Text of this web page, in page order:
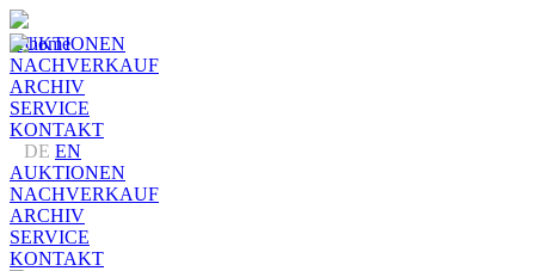
AUKTIONEN
NACHVERKAUF
ARCHIV
SERVICE
KONTAKT
DE EN
AUKTIONEN
NACHVERKAUF
ARCHIV
SERVICE
KONTAKT